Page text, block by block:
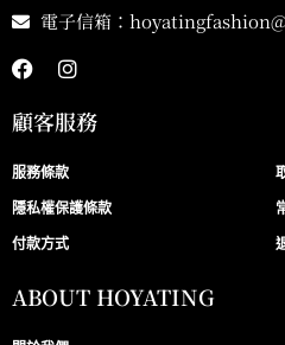
電子信箱：
顧客服務
服務條款
隱私權保護條款
付款方式
ABOUT HOYATING